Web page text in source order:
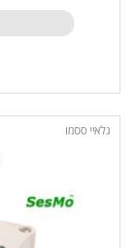
גלאיי ססמו